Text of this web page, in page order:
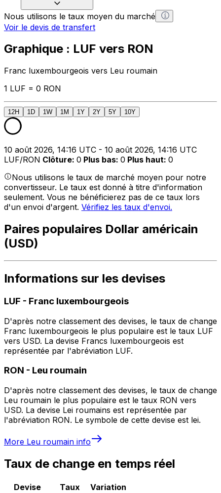
Nous utilisons le taux moyen du marché
Voir le devis de transfert
Graphique : LUF vers RON
Franc luxembourgeois vers Leu roumain
1 LUF = 0 RON
12H 1D 1W 1M 1Y 2Y 5Y 10Y
10 août 2026, 14:16 UTC - 10 août 2026, 14:16 UTC
LUF/RON Clôture: 0 Plus bas: 0 Plus haut: 0
Nous utilisons le taux de marché moyen pour notre
convertisseur. Le taux est donné à titre d'information
seulement. Vous ne bénéficierez pas de ce taux lors
d'un envoi d'argent. Vérifiez les taux d'envoi.
Paires populaires Dollar américain
(USD)
Informations sur les devises
LUF - Franc luxembourgeois
D'après notre classement des devises, le taux de change
Franc luxembourgeois le plus populaire est le taux LUF
vers USD. La devise Francs luxembourgeois est
représentée par l'abréviation LUF.
RON - Leu roumain
D'après notre classement des devises, le taux de change
Leu roumain le plus populaire est le taux RON vers
USD. La devise Lei roumains est représentée par
l'abréviation RON. Le symbole de cette devise est lei.
More Leu roumain info
Taux de change en temps réel
Devise Taux
Variation